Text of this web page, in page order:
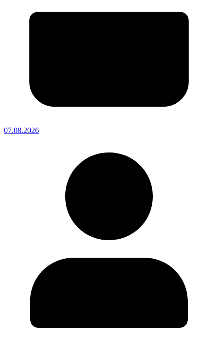
07.08.2026